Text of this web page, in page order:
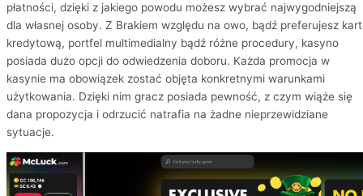
płatności, dzięki z jakiego powodu możesz wybrać najwygodniejszą
dla własnej osoby. Z Brakiem względu na owo, bądź preferujesz
kredytową, portfel multimedialny bądź różne procedury, kasyno
posiada dużo opcji do odwiedzenia doboru. Każda promocja w
kasynie ma obowiązek zostać objęta konkretnymi warunkami
użytkowania. Dzięki nim gracz posiada pewność, z czym wiąże się
dana propozycja i odrzucić natrafia na żadne nieprzewidziane
sytuacje.